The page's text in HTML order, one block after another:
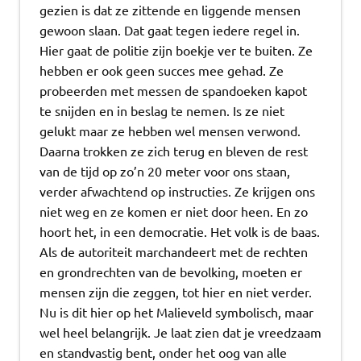
gezien is dat ze zittende en liggende mensen
gewoon slaan. Dat gaat tegen iedere regel in.
Hier gaat de politie zijn boekje ver te buiten. Ze
hebben er ook geen succes mee gehad. Ze
probeerden met messen de spandoeken kapot
te snijden en in beslag te nemen. Is ze niet
gelukt maar ze hebben wel mensen verwond.
Daarna trokken ze zich terug en bleven de rest
van de tijd op zo’n 20 meter voor ons staan,
verder afwachtend op instructies. Ze krijgen ons
niet weg en ze komen er niet door heen. En zo
hoort het, in een democratie. Het volk is de baas.
Als de autoriteit marchandeert met de rechten
en grondrechten van de bevolking, moeten er
mensen zijn die zeggen, tot hier en niet verder.
Nu is dit hier op het Malieveld symbolisch, maar
wel heel belangrijk. Je laat zien dat je vreedzaam
en standvastig bent, onder het oog van alle